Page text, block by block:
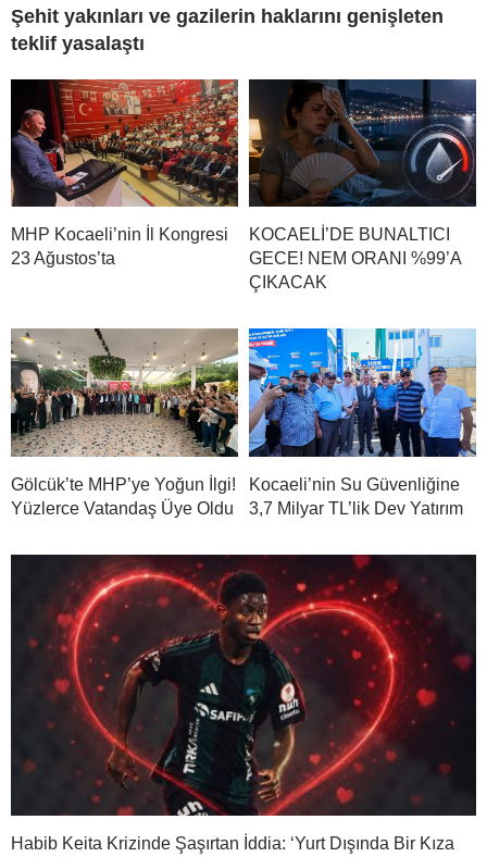
Şehit yakınları ve gazilerin haklarını genişleten
teklif yasalaştı
MHP Kocaeli’nin İl Kongresi
23 Ağustos’ta
KOCAELİ’DE BUNALTICI
GECE! NEM ORANI %99’A
ÇIKACAK
Gölcük’te MHP’ye Yoğun İlgi!
Yüzlerce Vatandaş Üye Oldu
Kocaeli’nin Su Güvenliğine
3,7 Milyar TL’lik Dev Yatırım
Habib Keita Krizinde Şaşırtan İddia: ‘Yurt Dışında Bir Kıza